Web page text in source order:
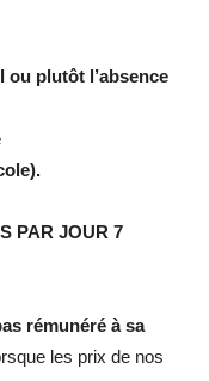
ou plutôt l’absence
PAR JOUR 7
rémunéré à sa
les prix de nos